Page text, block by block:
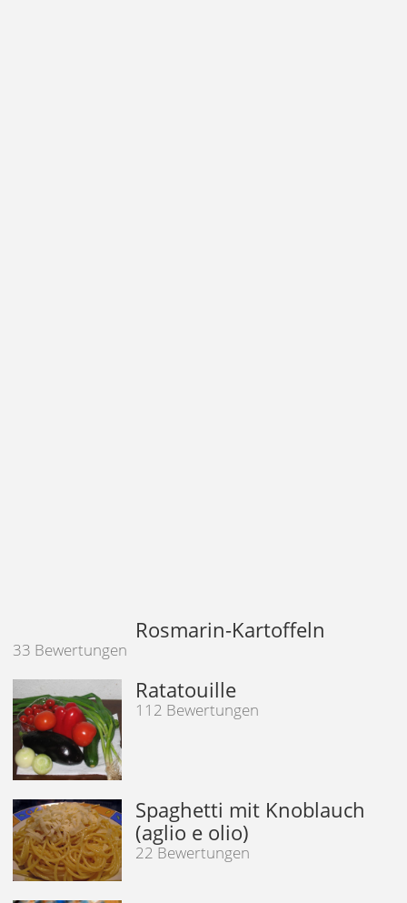
Rosmarin-Kartoffeln
33 Bewertungen
Ratatouille
112 Bewertungen
Spaghetti mit Knoblauch
(aglio e olio)
22 Bewertungen